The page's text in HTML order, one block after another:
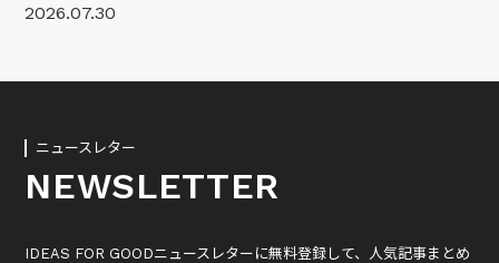
2026.07.30
ニュースレター
NEWSLETTER
IDEAS FOR GOODニュースレターに無料登録して、人気記事まとめ